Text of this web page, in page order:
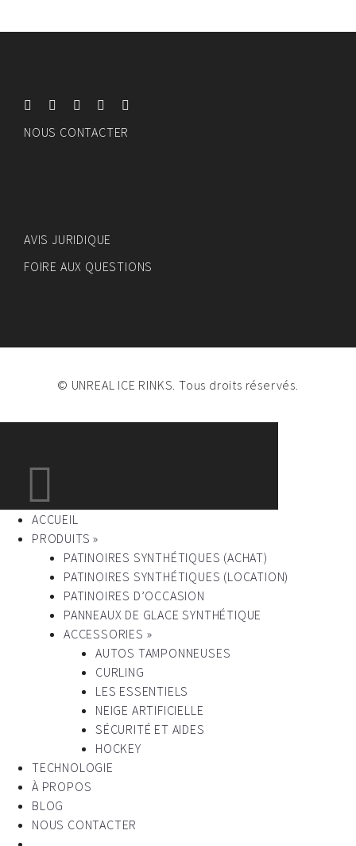
NOUS CONTACTER
AVIS JURIDIQUE
FOIRE AUX QUESTIONS
© UNREAL ICE RINKS. Tous droits réservés.
ACCUEIL
PRODUITS »
PATINOIRES SYNTHÉTIQUES (ACHAT)
PATINOIRES SYNTHÉTIQUES (LOCATION)
PATINOIRES D’OCCASION
PANNEAUX DE GLACE SYNTHÉTIQUE
ACCESSORIES »
AUTOS TAMPONNEUSES
CURLING
LES ESSENTIELS
NEIGE ARTIFICIELLE
SÉCURITÉ ET AIDES
HOCKEY
TECHNOLOGIE
À PROPOS
BLOG
NOUS CONTACTER